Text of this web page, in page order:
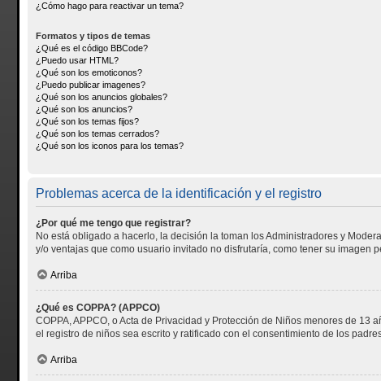
¿Cómo hago para reactivar un tema?
Formatos y tipos de temas
¿Qué es el código BBCode?
¿Puedo usar HTML?
¿Qué son los emoticonos?
¿Puedo publicar imagenes?
¿Qué son los anuncios globales?
¿Qué son los anuncios?
¿Qué son los temas fijos?
¿Qué son los temas cerrados?
¿Qué son los iconos para los temas?
Problemas acerca de la identificación y el registro
¿Por qué me tengo que registrar?
No está obligado a hacerlo, la decisión la toman los Administradores y
y/o ventajas que como usuario invitado no disfrutaría, como tener su imagen
Arriba
¿Qué es COPPA? (APPCO)
COPPA, APPCO, o Acta de Privacidad y Protección de Niños menores de
el registro de niños sea escrito y ratificado con el consentimiento de los
Arriba